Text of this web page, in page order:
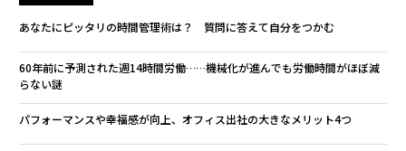
あなたにピッタリの時間管理術は？ 質問に答えて自分をつかむ
60年前に予測された週14時間労働……機械化が進んでも労働時間がほぼ減
らない謎
パフォーマンスや幸福感が向上、オフィス出社の大きなメリット4つ